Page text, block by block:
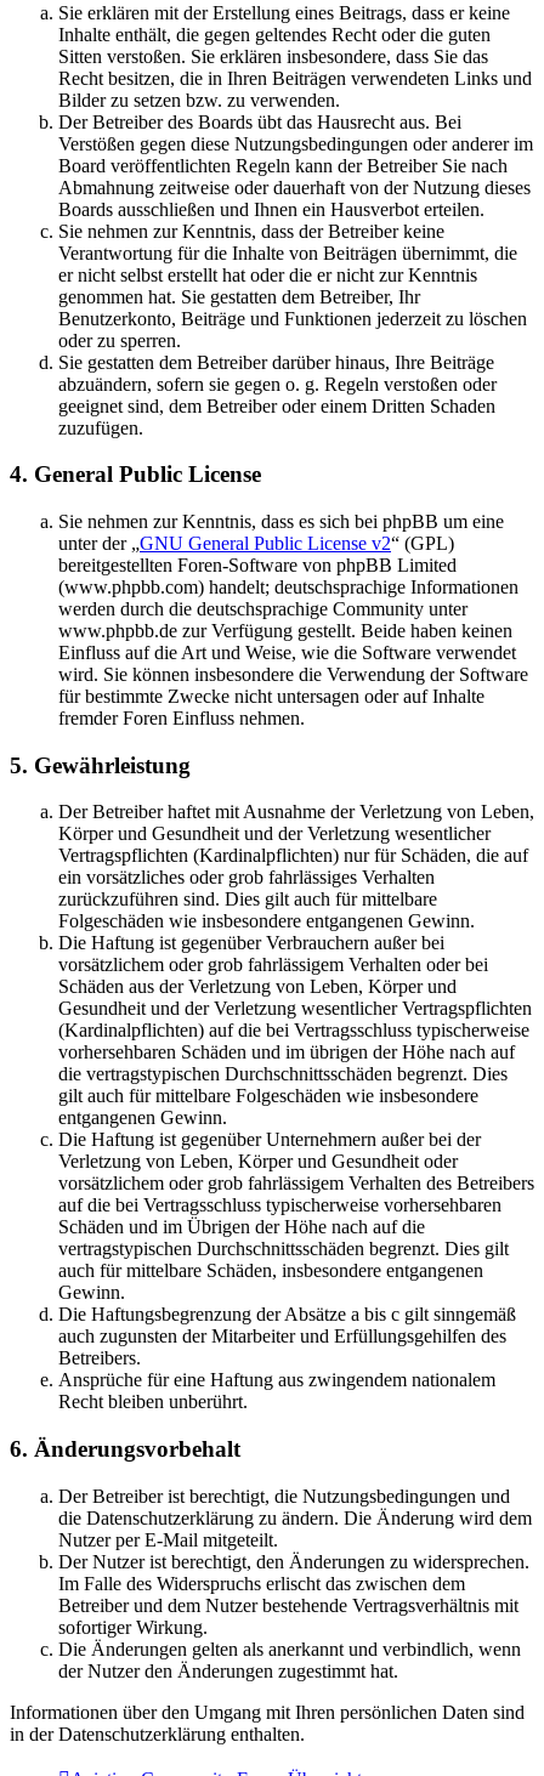
Sie erklären mit der Erstellung eines Beitrags, dass er keine
Inhalte enthält, die gegen geltendes Recht oder die guten
Sitten verstoßen. Sie erklären insbesondere, dass Sie das
Recht besitzen, die in Ihren Beiträgen verwendeten Links und
Bilder zu setzen bzw. zu verwenden.
Der Betreiber des Boards übt das Hausrecht aus. Bei
Verstößen gegen diese Nutzungsbedingungen oder anderer im
Board veröffentlichten Regeln kann der Betreiber Sie nach
Abmahnung zeitweise oder dauerhaft von der Nutzung dieses
Boards ausschließen und Ihnen ein Hausverbot erteilen.
Sie nehmen zur Kenntnis, dass der Betreiber keine
Verantwortung für die Inhalte von Beiträgen übernimmt, die
er nicht selbst erstellt hat oder die er nicht zur Kenntnis
genommen hat. Sie gestatten dem Betreiber, Ihr
Benutzerkonto, Beiträge und Funktionen jederzeit zu löschen
oder zu sperren.
Sie gestatten dem Betreiber darüber hinaus, Ihre Beiträge
abzuändern, sofern sie gegen o. g. Regeln verstoßen oder
geeignet sind, dem Betreiber oder einem Dritten Schaden
zuzufügen.
4. General Public License
Sie nehmen zur Kenntnis, dass es sich bei phpBB um eine
unter der „GNU General Public License v2“ (GPL)
bereitgestellten Foren-Software von phpBB Limited
(www.phpbb.com) handelt; deutschsprachige Informationen
werden durch die deutschsprachige Community unter
www.phpbb.de zur Verfügung gestellt. Beide haben keinen
Einfluss auf die Art und Weise, wie die Software verwendet
wird. Sie können insbesondere die Verwendung der Software
für bestimmte Zwecke nicht untersagen oder auf Inhalte
fremder Foren Einfluss nehmen.
5. Gewährleistung
Der Betreiber haftet mit Ausnahme der Verletzung von Leben,
Körper und Gesundheit und der Verletzung wesentlicher
Vertragspflichten (Kardinalpflichten) nur für Schäden, die auf
ein vorsätzliches oder grob fahrlässiges Verhalten
zurückzuführen sind. Dies gilt auch für mittelbare
Folgeschäden wie insbesondere entgangenen Gewinn.
Die Haftung ist gegenüber Verbrauchern außer bei
vorsätzlichem oder grob fahrlässigem Verhalten oder bei
Schäden aus der Verletzung von Leben, Körper und
Gesundheit und der Verletzung wesentlicher Vertragspflichten
(Kardinalpflichten) auf die bei Vertragsschluss typischerweise
vorhersehbaren Schäden und im übrigen der Höhe nach auf
die vertragstypischen Durchschnittsschäden begrenzt. Dies
gilt auch für mittelbare Folgeschäden wie insbesondere
entgangenen Gewinn.
Die Haftung ist gegenüber Unternehmern außer bei der
Verletzung von Leben, Körper und Gesundheit oder
vorsätzlichem oder grob fahrlässigem Verhalten des Betreibers
auf die bei Vertragsschluss typischerweise vorhersehbaren
Schäden und im Übrigen der Höhe nach auf die
vertragstypischen Durchschnittsschäden begrenzt. Dies gilt
auch für mittelbare Schäden, insbesondere entgangenen
Gewinn.
Die Haftungsbegrenzung der Absätze a bis c gilt sinngemäß
auch zugunsten der Mitarbeiter und Erfüllungsgehilfen des
Betreibers.
Ansprüche für eine Haftung aus zwingendem nationalem
Recht bleiben unberührt.
6. Änderungsvorbehalt
Der Betreiber ist berechtigt, die Nutzungsbedingungen und
die Datenschutzerklärung zu ändern. Die Änderung wird dem
Nutzer per E-Mail mitgeteilt.
Der Nutzer ist berechtigt, den Änderungen zu widersprechen.
Im Falle des Widerspruchs erlischt das zwischen dem
Betreiber und dem Nutzer bestehende Vertragsverhältnis mit
sofortiger Wirkung.
Die Änderungen gelten als anerkannt und verbindlich, wenn
der Nutzer den Änderungen zugestimmt hat.
Informationen über den Umgang mit Ihren persönlichen Daten sind
in der Datenschutzerklärung enthalten.